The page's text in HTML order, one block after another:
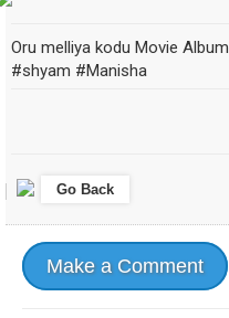
Oru melliya kodu Movie Album
#shyam #Manisha
Go Back
Make a Comment